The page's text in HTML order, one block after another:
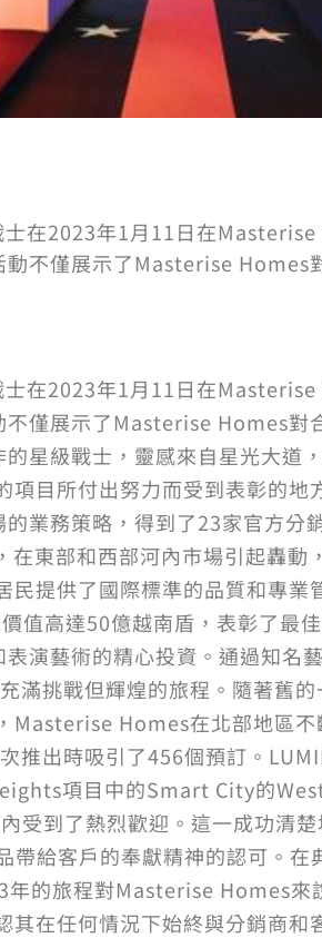
在2023年1月11日在
僅展示了Masterise Homes
在2023年1月11日在
僅展示了Masterise Homes對
星級戰士，靈感來自星光大道
目所付出努力而受到表彰的
的業務策略，得到了23家官方
東部和西部河內市場引起轟動
提供了國際標準的品質和專業
值高達50億越南盾，表彰了最
演藝術的精心投資。通過知名
滿挑戰但輝煌的旅程。隨著舊
Masterise Homes在北部地區
推出時吸引了456個預訂。
項目中的Smart City的
受到了熱烈歡迎。這一成功清
帶給客戶的奉獻精神的認可。
的旅程對Masterise Homes來
在任何情況下始終與分銷商